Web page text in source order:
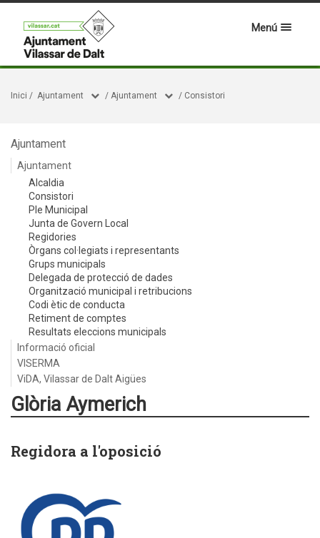
Menú
Inici / Ajuntament / Ajuntament / Consistori
Ajuntament
Ajuntament
Alcaldia
Consistori
Ple Municipal
Junta de Govern Local
Regidories
Òrgans col·legiats i representants
Grups municipals
Delegada de protecció de dades
Organització municipal i retribucions
Codi ètic de conducta
Retiment de comptes
Resultats eleccions municipals
Informació oficial
VISERMA
ViDA, Vilassar de Dalt Aigües
Glòria Aymerich
Regidora a l'oposició